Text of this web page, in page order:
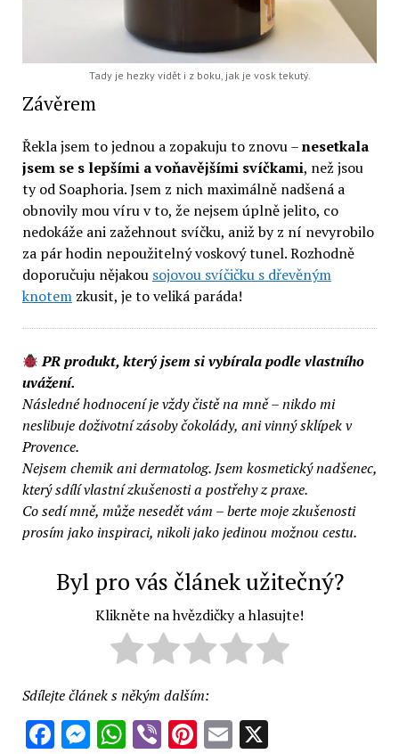
Tady je hezky vidět i z boku, jak je vosk tekutý.
Závěrem
Řekla jsem to jednou a zopakuju to znovu –nesetkala
jsem se s lepšími a voňavějšími svíčkami, než jsou
ty od Soaphoria. Jsem z nich maximálně nadšená a
obnovily mou víru v to, že nejsem úplně jelito, co
nedokáže ani zažehnout svíčku, aniž by z ní nevyrobilo
za pár hodin nepoužitelný voskový tunel. Rozhodně
doporučuju nějakou sojovou svíčičku s dřevěným
knotemzkusit, je to veliká paráda!
PR produkt, který jsem si vybírala podle vlastního
uvážení.
Následné hodnocení je vždy čistě na mně – nikdo mi
neslibuje doživotní zásoby čokolády, ani vinný sklípek v
Provence.
Nejsem chemik ani dermatolog. Jsem kosmetický nadšenec,
který sdílí vlastní zkušenosti a postřehy z praxe.
Co sedí mně, může nesedět vám – berte moje zkušenosti
prosím jako inspiraci, nikoli jako jedinou možnou cestu.
Byl pro vás článek užitečný?
Klikněte na hvězdičky a hlasujte!
Sdílejte článek s někým dalším:
Facebook
Messenger
WhatsApp
ViberPinterest
Email
X